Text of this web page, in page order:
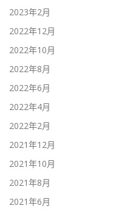
2023年2月
2022年12月
2022年10月
2022年8月
2022年6月
2022年4月
2022年2月
2021年12月
2021年10月
2021年8月
2021年6月